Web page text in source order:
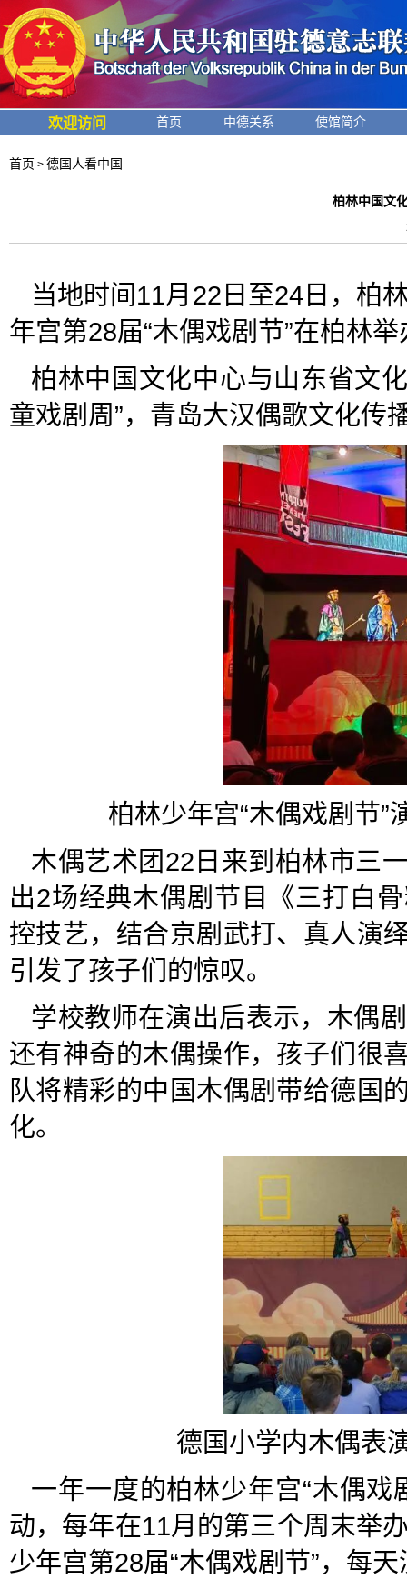
欢迎访问 首页 中德关系 使馆简介
首页 > 德国人看中国
柏林中国文
当地时间11月22日至24日，柏
年宫第28届“木偶戏剧节”在柏林举
柏林中国文化中心与山东省文
童戏剧周”，青岛大汉偶歌文化传
柏林少年宫“木偶戏剧节
木偶艺术团22日来到柏林市三
出2场经典木偶剧节目《三打白
控技艺，结合京剧武打、真人演
引发了孩子们的惊叹。
学校教师在演出后表示，木偶
还有神奇的木偶操作，孩子们很
队将精彩的中国木偶剧带给德国
化。
德国小学内木偶表
一年一度的柏林少年宫“木偶
动，每年在11月的第三个周末举
少年宫第28届“木偶戏剧节”，每